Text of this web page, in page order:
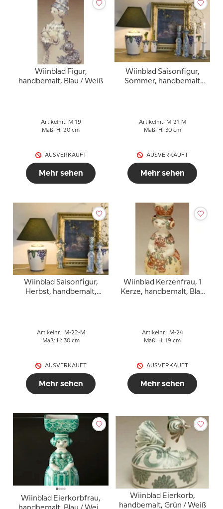
Wiinblad Figur,
handbemalt, Blau / Weiß
Artikelnr.: M-19
Maß: H: 20 cm
AUSVERKAUFT
Mehr sehen
Wiinblad Saisonfigur,
Sommer, handbemalt
Artikelnr.: M-21-M
Maß: H: 30 cm
AUSVERKAUFT
Mehr sehen
Wiinblad Saisonfigur,
Herbst, handbemalt,
Artikelnr.: M-22-M
Maß: H: 30 cm
AUSVERKAUFT
Mehr sehen
Wiinblad Kerzenfrau, 1
Kerze, handbemalt, Blau
Artikelnr.: M-24
Maß: H: 19 cm
AUSVERKAUFT
Mehr sehen
Wiinblad Eierkorbfrau,
Wiinblad Eierkorb,
handbemalt, Grün / Weiß